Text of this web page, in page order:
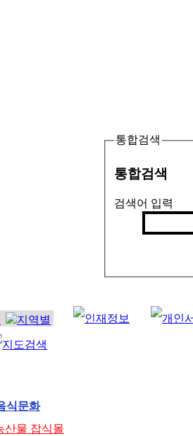
통합검색
통합검색
검색어 입력
식문화
산물 잡식몰